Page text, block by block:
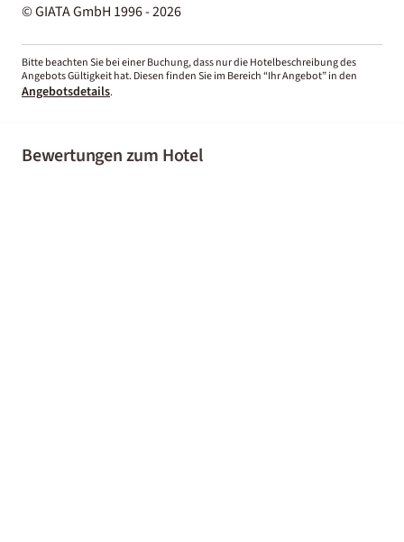
© GIATA GmbH 1996 - 2026
Bitte beachten Sie bei einer Buchung, dass nur die Hotelbeschreibung des
Angebots Gültigkeit hat. Diesen finden Sie im Bereich “Ihr Angebot” in den
Angebotsdetails.
Bewertungen zum Hotel